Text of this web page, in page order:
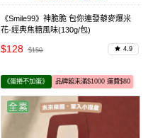
《Smile99》神脆脆 包你連發藜麥爆米
花-經典焦糖風味(130g/包)
$128 $150 4.9
《蛋捲不加蛋》 品牌館未滿$1000 運費$80